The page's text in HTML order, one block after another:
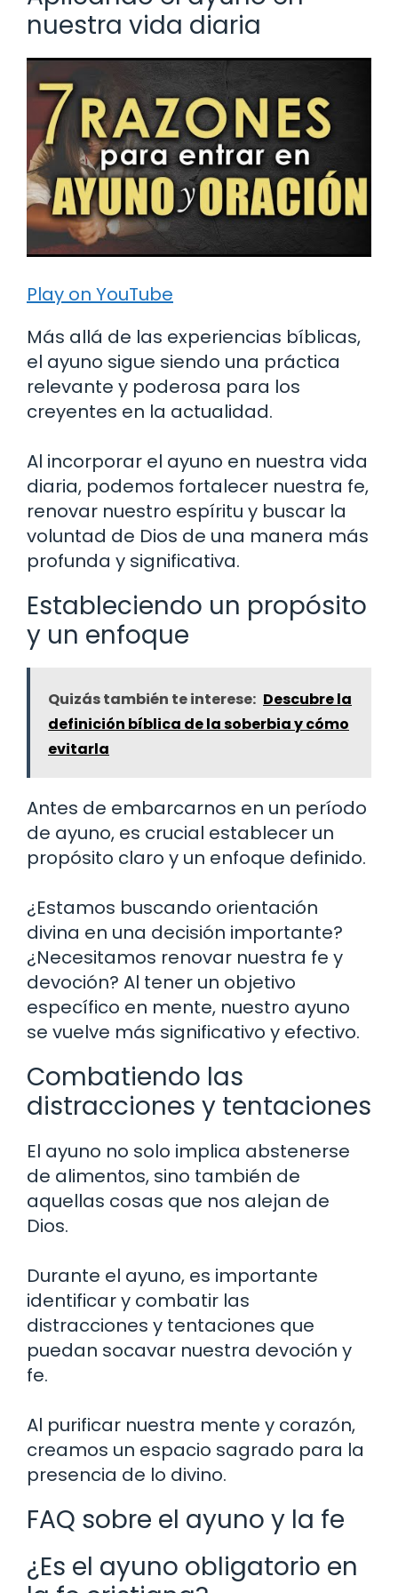
nuestra vida diaria
Play on YouTube
Más allá de las experiencias bíblicas,
el ayuno sigue siendo una práctica
relevante y poderosa para los
creyentes en la actualidad.
Al incorporar el ayuno en nuestra vida
diaria, podemos fortalecer nuestra fe,
renovar nuestro espíritu y buscar la
voluntad de Dios de una manera más
profunda y significativa.
Estableciendo un propósito
y un enfoque
Quizás también te interese: Descubre la
definición bíblica de la soberbia y cómo
evitarla
Antes de embarcarnos en un período
de ayuno, es crucial establecer un
propósito claro y un enfoque definido.
¿Estamos buscando orientación
divina en una decisión importante?
¿Necesitamos renovar nuestra fe y
devoción? Al tener un objetivo
específico en mente, nuestro ayuno
se vuelve más significativo y efectivo.
Combatiendo las
distracciones y tentaciones
El ayuno no solo implica abstenerse
de alimentos, sino también de
aquellas cosas que nos alejan de
Dios.
Durante el ayuno, es importante
identificar y combatir las
distracciones y tentaciones que
puedan socavar nuestra devoción y
fe.
Al purificar nuestra mente y corazón,
creamos un espacio sagrado para la
presencia de lo divino.
FAQ sobre el ayuno y la fe
¿Es el ayuno obligatorio en